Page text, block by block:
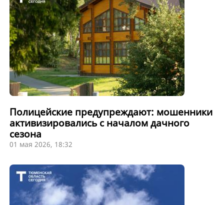
Полицейские предупреждают: мошенники
активизировались с началом дачного
сезона
01 мая 2026, 18:32